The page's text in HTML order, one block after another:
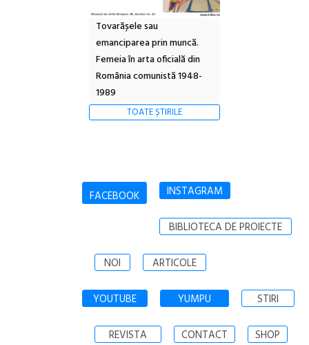
Tovarășele sau
emanciparea prin muncă.
Femeia în arta oficială din
România comunistă 1948-
1989
TOATE ȘTIRILE
FACEBOOK INSTAGRAM
BIBLIOTECA DE PROIECTE
NOI ARTICOLE
YOUTUBE YUMPU STIRI
REVISTA CONTACT SHOP